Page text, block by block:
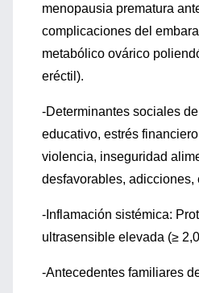
menopausia prematura
complicaciones del
metabólico ovárico
eréctil).
-Determinantes sociales
educativo, estrés
violencia, inseguridad
desfavorables, adicciones,
-Inflamación sistémica:
ultrasensible elevada (≥
-Antecedentes familiares